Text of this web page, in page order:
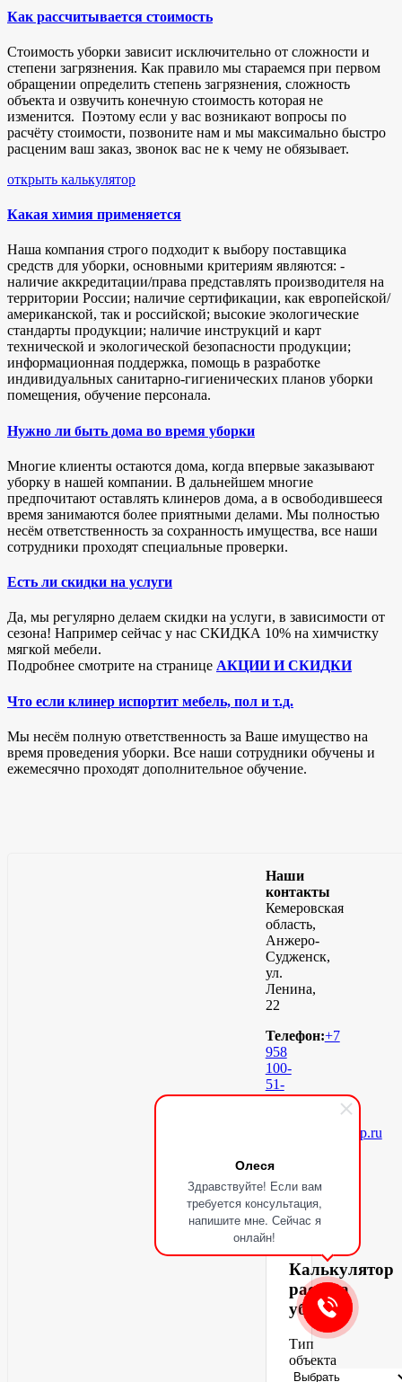
Олеся
Здравствуйте! Если вам
требуется консультация,
напишите мне. Сейчас я
онлайн!
Как рассчитывается стоимость
Стоимость уборки зависит исключительно от сложности и
степени загрязнения. Как правило мы стараемся при первом
обращении определить степень загрязнения, сложность
объекта и озвучить конечную стоимость которая не
изменится. Поэтому если у вас возникают вопросы по
расчёту стоимости, позвоните нам и мы максимально быстро
расценим ваш заказ, звонок вас не к чему не обязывает.
открыть калькулятор
Какая химия применяется
Наша компания строго подходит к выбору поставщика
средств для уборки, основными критериям являются: -
наличие аккредитации/права представлять производителя на
территории России; наличие сертификации, как европейской/
американской, так и российской; высокие экологические
стандарты продукции; наличие инструкций и карт
технической и экологической безопасности продукции;
информационная поддержка, помощь в разработке
индивидуальных санитарно-гигиенических планов уборки
помещения, обучение персонала.
Нужно ли быть дома во время уборки
Многие клиенты остаются дома, когда впервые заказывают
уборку в нашей компании. В дальнейшем многие
предпочитают оставлять клинеров дома, а в освободившееся
время занимаются более приятными делами. Мы полностью
несём ответственность за сохранность имущества, все наши
сотрудники проходят специальные проверки.
Есть ли скидки на услуги
Да, мы регулярно делаем скидки на услуги, в зависимости от
сезона! Например сейчас у нас СКИДКА 10% на химчистку
мягкой мебели.
Подробнее смотрите на странице АКЦИИ И СКИДКИ
Что если клинер испортит мебель, пол и т.д.
Мы несём полную ответственность за Ваше имущество на
время проведения уборки. Все наши сотрудники обучены и
ежемесячно проходят дополнительное обучение.
Наши
контакты
Кемеровская
область,
Анжеро-
Судженск,
ул.
Ленина,
22
Телефон:+7
958
100-
51-
98
info@cleaningvip.ru
заказать
клининг
Калькулятор
расчёта
уборки
Тип
объекта